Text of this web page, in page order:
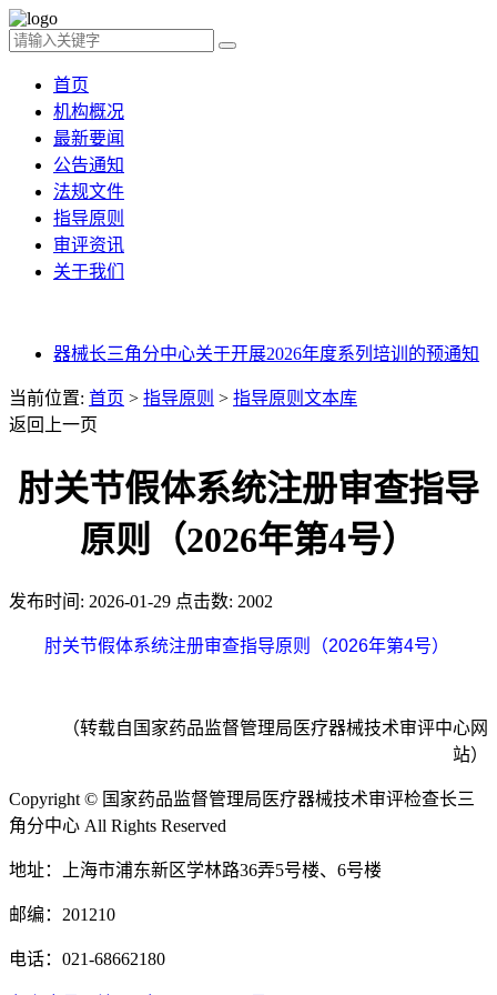
首页
机构概况
最新要闻
公告通知
法规文件
指导原则
审评资讯
关于我们
器械长三角分中心关于开展2026年度系列培训的预通知
当前位置: 首页 > 指导原则 > 指导原则文本库
返回上一页
肘关节假体系统注册审查指导
原则（2026年第4号）
发布时间: 2026-01-29 点击数: 2002
肘关节假体系统注册审查指导原则（2026年第4号）
（转载自国家药品监督管理局医疗器械技术审评中心网
站）
Copyright © 国家药品监督管理局医疗器械技术审评检查长三
角分中心 All Rights Reserved
地址：上海市浦东新区学林路36弄5号楼、6号楼
邮编：201210
电话：021-68662180